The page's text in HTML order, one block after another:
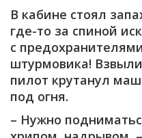
В кабине стоял
где-то за спиной
с
штурмовика!
пилот крутанул
под огня.
– Нужно